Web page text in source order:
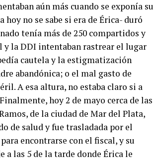
aún más cuando se exponía su
hoy no se sabe si era de Érica- duró
tenía más de 250 compartidos y
y la DDI intentaban rastrear el lugar
cautela y la estigmatización
abandónica; o el mal gasto de
A esa altura, no estaba claro si a
Finalmente, hoy 2 de mayo cerca de las
de la ciudad de Mar del Plata,
de salud y fue trasladada por el
encontrarse con el fiscal, y su
las 5 de la tarde donde Érica le